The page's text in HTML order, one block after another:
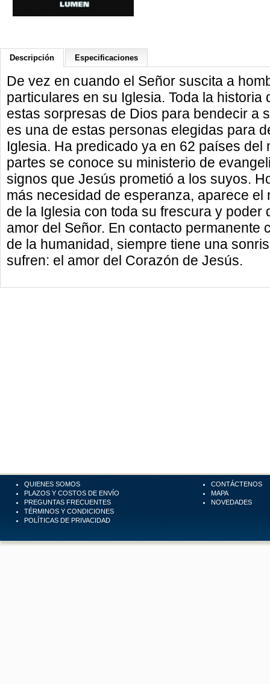
Descripción Especificaciones
De vez en cuando el Señor suscita a
particulares en su Iglesia. Toda la
estas sorpresas de Dios para bendecir a
es una de estas personas elegidas para
Iglesia. Ha predicado ya en 62 países del
partes se conoce su ministerio de
signos que Jesús prometió a los suyos.
más necesidad de esperanza, aparece
de la Iglesia con toda su frescura y poder
amor del Señor. En contacto permanente
de la humanidad, siempre tiene una
sufren: el amor del Corazón de Jesús.
QUIENES SOMOS
PLAZOS Y COSTOS DE ENVÍO
PREGUNTAS FRECUENTES
TÉRMINOS Y CONDICIONES
POLÍTICAS DE PRIVACIDAD
CONTÁCTENOS
MAPA
NOVEDADES